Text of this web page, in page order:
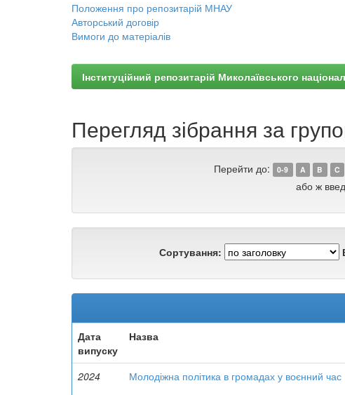
Положення про репозитарій МНАУ
Авторський договір
Вимоги до матеріалів
Інституційний репозитарій Миколаївського
Перегляд зібрання за
Перейти до: 0-9 A B C
або ж
Сортування:
Дата
випуску
Назва
2024 Молодіжна політика в громадах у воєнний час